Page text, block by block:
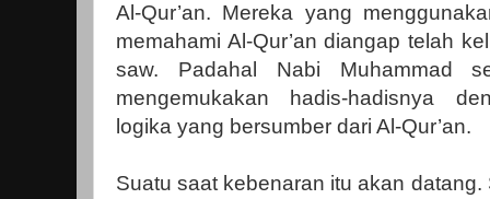
Al-Qur’an. Mereka yang
memahami Al-Qur’an diangap telah
saw. Padahal Nabi Muhammad
mengemukakan hadis-hadisnya
logika yang bersumber dari Al-Qur’an.
Suatu saat kebenaran itu akan